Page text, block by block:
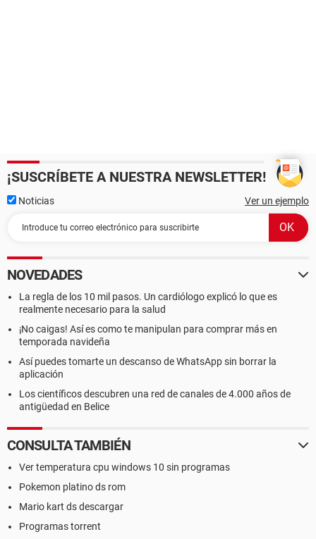
¡SUSCRÍBETE A NUESTRA NEWSLETTER!
Noticias Ver un ejemplo
NOVEDADES
La regla de los 10 mil pasos. Un cardiólogo explicó lo que es
realmente necesario para la salud
¡No caigas! Así es como te manipulan para comprar más en
temporada navideña
Así puedes tomarte un descanso de WhatsApp sin borrar la
aplicación
Los científicos descubren una red de canales de 4.000 años de
antigüedad en Belice
CONSULTA TAMBIÉN
Ver temperatura cpu windows 10 sin programas
Pokemon platino ds rom
Mario kart ds descargar
Programas torrent